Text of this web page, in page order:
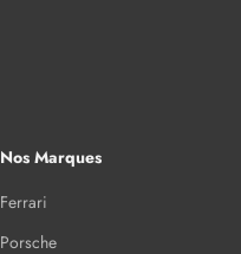
Nos Marques
Ferrari
Porsche